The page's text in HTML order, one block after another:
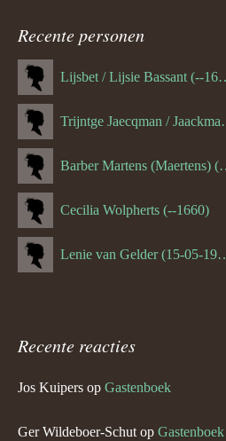
navigatie
Recente personen
Lijsbet /
Barber
Cecilia Wolpherts (--1660)
Lenie van
Recente reacties
Jos Kuipers op Gastenboek
Ger Wildeboer-Schut op Gastenboek